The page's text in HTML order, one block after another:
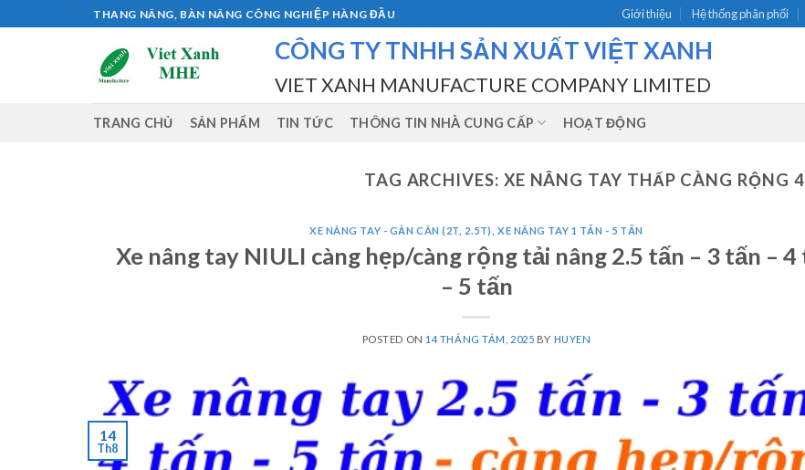
to
THANG NÂNG, BÀN NÂNG CÔNG NGHIỆP HÀNG ĐẦU Giới thiệu Hệ thống phân phối
CÔNG TY TNHH SẢN XUẤT VIỆT XANH
VIET XANH MANUFACTURE COMPANY LIMITED
TRANG CHỦ SẢN PHẨM TIN TỨC THÔNG TIN NHÀ CUNG CẤP HOẠT ĐỘNG
TAG ARCHIVES: XE NÂNG TAY THẤP CÀNG RỘNG
XE NÂNG TAY - GẮN CÂN (2T, 2.5T) ,XE NÂNG TAY 1 TẤN - 5 TẤN
Xe nâng tay NIULI càng hẹp/càng rộng tải nâng 2.5 tấn – 3 tấn – 4
– 5 tấn
POSTED ON 14 THÁNG TÁM, 2025 BY HUYEN
14
Th8